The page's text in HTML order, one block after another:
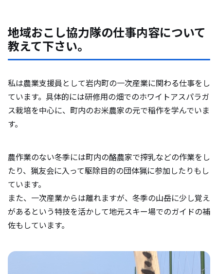
地域おこし協力隊の仕事内容について
教えて下さい。
私は農業支援員として岩内町の一次産業に関わる仕事をし
ています。具体的には研修用の畑でのホワイトアスパラガ
ス栽培を中心に、町内のお米農家の元で稲作を学んでいま
す。
農作業のない冬季には町内の酪農家で搾乳などの作業をし
たり、猟友会に入って駆除目的の団体猟に参加したりもし
ています。
また、一次産業からは離れますが、冬季の山岳に少し覚え
があるという特技を活かして地元スキー場でのガイドの補
佐もしています。